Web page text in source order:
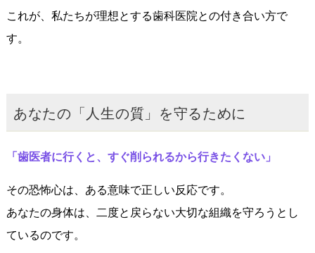
これが、私たちが理想とする歯科医院との付き合い方で
す。
あなたの「人生の質」を守るために
「歯医者に行くと、すぐ削られるから行きたくない」
その恐怖心は、ある意味で正しい反応です。
あなたの身体は、二度と戻らない大切な組織を守ろうとし
ているのです。